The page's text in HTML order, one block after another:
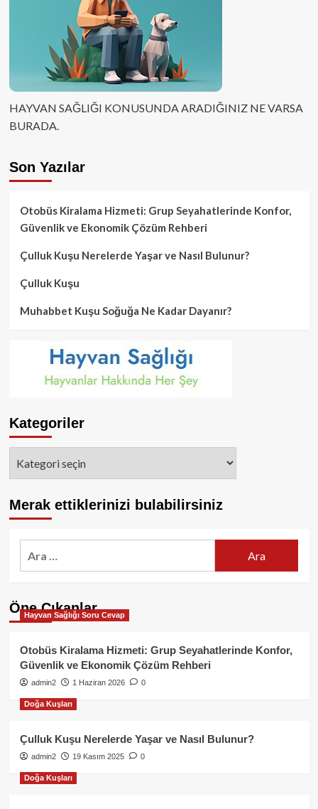
HAYVAN SAĞLIĞI KONUSUNDA ARADIĞINIZ NE VARSA
BURADA.
Son Yazılar
Otobüs Kiralama Hizmeti: Grup Seyahatlerinde Konfor,
Güvenlik ve Ekonomik Çözüm Rehberi
Çulluk Kuşu Nerelerde Yaşar ve Nasıl Bulunur?
Çulluk Kuşu
Muhabbet Kuşu Soğuğa Ne Kadar Dayanır?
Kategoriler
Merak ettiklerinizi bulabilirsiniz
Öne Çıkanlar
Hayvan Sağlığı Soru Cevap
Otobüs Kiralama Hizmeti: Grup Seyahatlerinde Konfor,
Güvenlik ve Ekonomik Çözüm Rehberi
admin2 1 Haziran 2026 0
Doğa Kuşları
Çulluk Kuşu Nerelerde Yaşar ve Nasıl Bulunur?
admin2 19 Kasım 2025 0
Doğa Kuşları